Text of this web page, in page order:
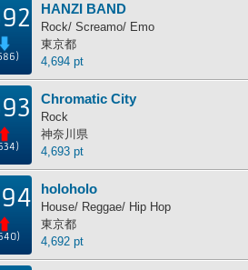
HANZI BAND
Rock/ Screamo/ Emo
東京都
4,694 pt
Chromatic City
Rock
神奈川県
4,693 pt
holoholo
House/ Reggae/ Hip Hop
東京都
4,692 pt